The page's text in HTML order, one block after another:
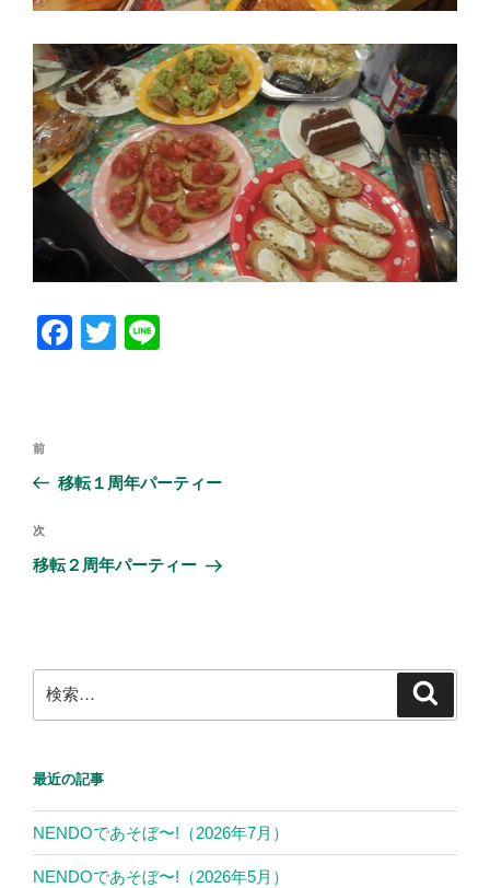
F
b
k
T
投
ビ
ゲ
ン
前
の
稿
前
移転１周年パーティー
次
の
次
移転２周年パーティー
索:
最近の記事
NENDOであそぼ〜!（2026年7月）
NENDOであそぼ〜!（2026年5月）